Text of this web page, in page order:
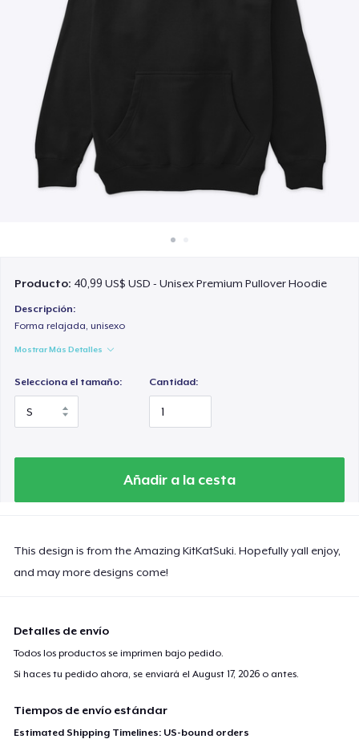
Producto: 40,99 US$ USD - Unisex Premium Pullover Hoodie
Descripción:
Forma relajada, unisexo
Mostrar Más Detalles
Selecciona el tamaño: Cantidad:
Añadir a la cesta
This design is from the Amazing KitKatSuki. Hopefully yall enjoy,
and may more designs come!
Detalles de envío
Todos los productos se imprimen bajo pedido.
Si haces tu pedido ahora, se enviará elAugust 17, 2026 o antes.
Tiempos de envío estándar
Estimated Shipping Timelines: US-bound orders